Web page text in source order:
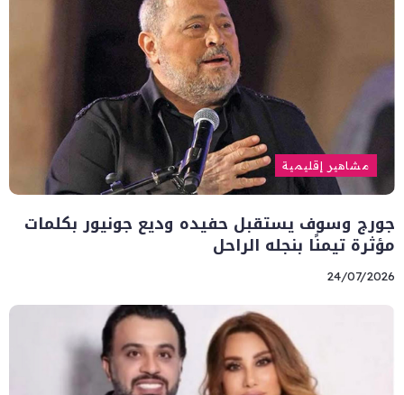
مشاهير إقليمية
جورج وسوف يستقبل حفيده وديع جونيور بكلمات
مؤثرة تيمنًا بنجله الراحل
24/07/2026